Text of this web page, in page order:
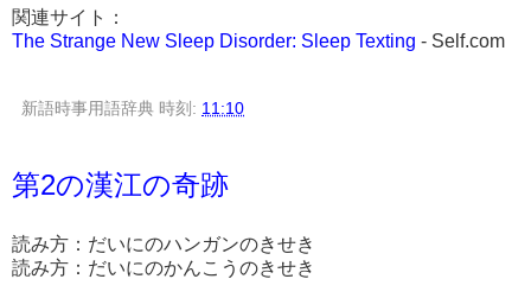
関連サイト：
The Strange New Sleep Disorder: Sleep Texting - Self.com
新語時事用語辞典 時刻: 11:10
第2の漢江の奇跡
読み方：だいにのハンガンのきせき
読み方：だいにのかんこうのきせき